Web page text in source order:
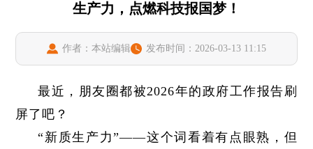
生产力，点燃科技报国梦！
作者：本站编辑 发布时间：2026-03-13 11:15
最近，朋友圈都被2026年的政府工作报告刷
屏了吧？
“新质生产力”——这个词看着有点眼熟，但